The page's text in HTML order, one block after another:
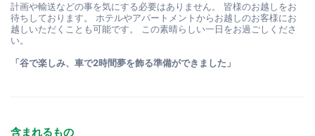
計画や輸送などの事を気にする必要はありません。 皆様のお越しをお
待ちしております。 ホテルやアパートメントからお越しのお客様にお
越しいただくことも可能です。 この素晴らしい一日をお過ごしくださ
い。
「谷で楽しみ、車で2時間夢を飾る準備ができました」
含まれるもの